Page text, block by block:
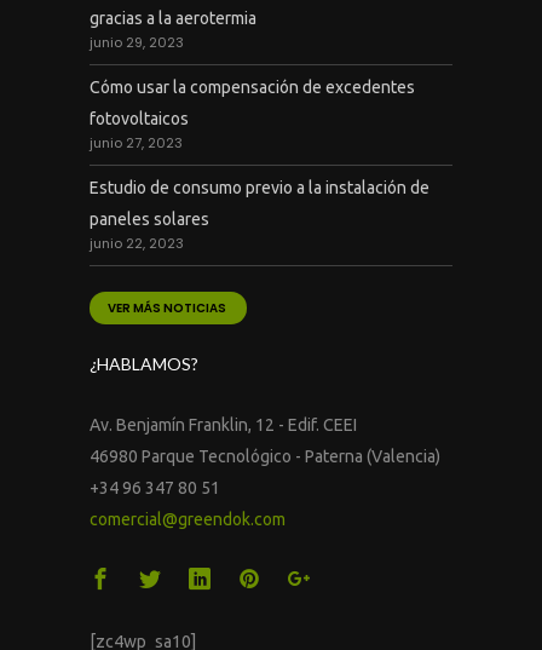
gracias a la aerotermia
junio 29, 2023
Cómo usar la compensación de excedentes
fotovoltaicos
junio 27, 2023
Estudio de consumo previo a la instalación de
paneles solares
junio 22, 2023
VER MÁS NOTICIAS
¿HABLAMOS?
Av. Benjamín Franklin, 12 - Edif. CEEI
46980 Parque Tecnológico - Paterna (Valencia)
+34 96 347 80 51
comercial@greendok.com
[zc4wp_sa10]